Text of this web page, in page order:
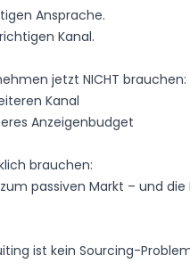
Ansprache.
Kanal.
jetzt NICHT brauchen:
Kanal
Anzeigenbudget
brauchen:
passiven Markt – und die
ist kein Sourcing-